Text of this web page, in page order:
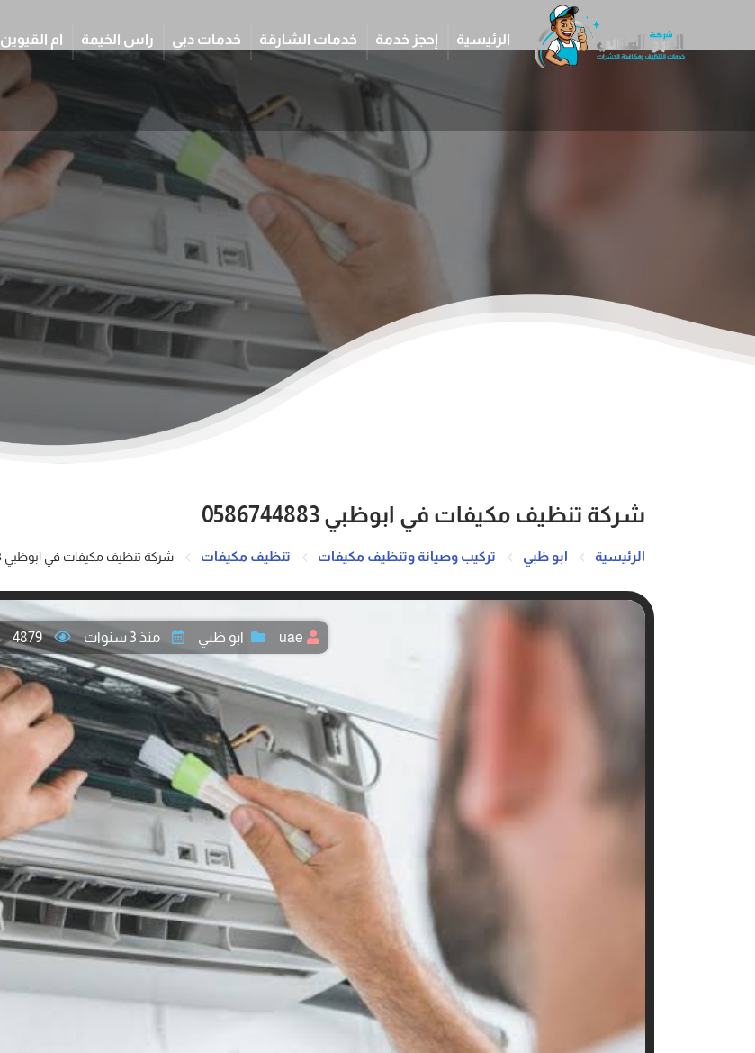
الرئيسية إحجز خدمة خدمات الشارقة خدمات دبي راس الخيمة ام القيوين
شركة تنظيف مكيفات في ابوظبي 0586744883
الرئيسية ابو ظبي تركيب وصيانة وتنظيف مكيفات تنظيف مكيفات شركة تنظيف مكيفات في ابوظبي 0586744883
uae ابو ظبي منذ 3 سنوات 4879